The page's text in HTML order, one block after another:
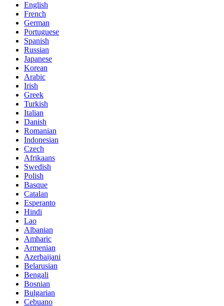
English
French
German
Portuguese
Spanish
Russian
Japanese
Korean
Arabic
Irish
Greek
Turkish
Italian
Danish
Romanian
Indonesian
Czech
Afrikaans
Swedish
Polish
Basque
Catalan
Esperanto
Hindi
Lao
Albanian
Amharic
Armenian
Azerbaijani
Belarusian
Bengali
Bosnian
Bulgarian
Cebuano